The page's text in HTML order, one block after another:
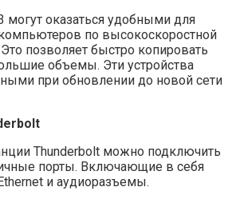
могут оказаться удобными для
по высокоскоростной
позволяет быстро копировать
объемы. Эти устройства
при обновлении до новой сети
Thunderbolt можно подключить
порты. Включающие в себя
и аудиоразъемы.